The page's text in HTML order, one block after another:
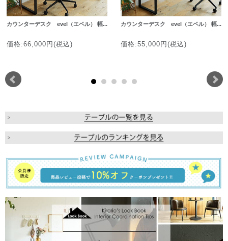
カウンターデスク evel（エベル） 幅...
価格:66,000円(税込)
カウンターデスク evel（エベル） 幅...
価格:55,000円(税込)